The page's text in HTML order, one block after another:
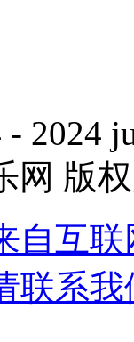
2024
网 版
自互
联系